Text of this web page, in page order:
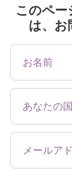
このペ
は、お